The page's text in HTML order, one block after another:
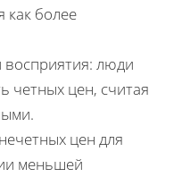
как более
люди
четных цен, считая
цен для
меньшей